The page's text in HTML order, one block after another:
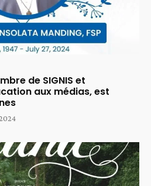
de SIGNIS et
aux médias, est